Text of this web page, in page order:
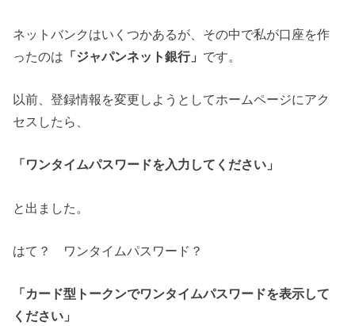
ネットバンクはいくつかあるが、その中で私が口座を作
ったのは 「ジャパンネット銀行」 です。
以前、登録情報を変更しようとしてホームページにアク
セスしたら、
「ワンタイムパスワードを入力してください」
と出ました。
はて？ ワンタイムパスワード？
「カード型トークンでワンタイムパスワードを表示して
ください」